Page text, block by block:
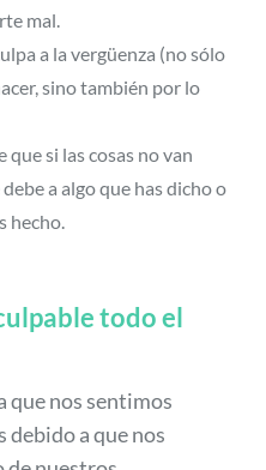
mal.
a la vergüenza (no sólo
sino también por lo
si las cosas no van
a algo que has dicho o
hecho.
todo el
que nos sentimos
a que nos